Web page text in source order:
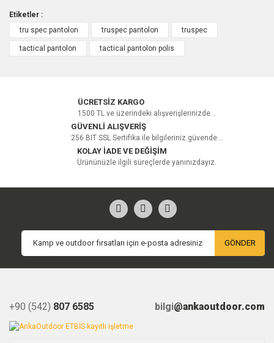
Etiketler :
tru spec pantolon
truspec pantolon truspec
tactical pantolon tactical pantolon polis
ÜCRETSİZ KARGO
1500 TL ve üzerindeki alışverişlerinizde...
GÜVENLİ ALIŞVERİŞ
256 BIT SSL Sertifika ile bilgileriniz güvende...
KOLAY İADE VE DEĞİŞİM
Ürününüzle ilgili süreçlerde yanınızdayız.
GÖNDER
+90 (542) 807 6585 bilgi@ankaoutdoor.com